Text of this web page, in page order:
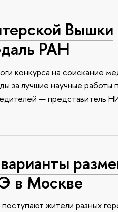
Вышки
РАН
конкурса на соискание
за лучшие научные работы
— представитель
в Москве
жители разных